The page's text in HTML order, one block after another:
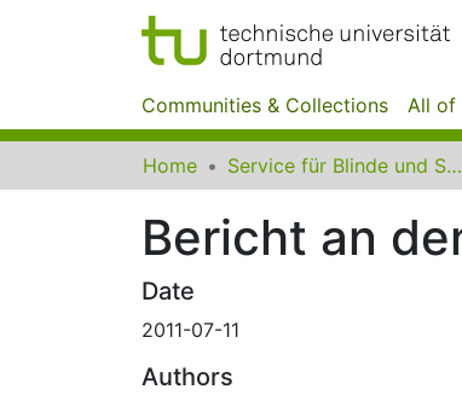
Communities & Collections All of
Home Service für Blinde und Sehbehinderte der UB Dortmund
Bericht an
Date
2011-07-11
Authors